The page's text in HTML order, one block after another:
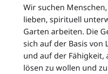
Wir suchen
lieben, spirituell
Garten arbeiten. Die
sich auf der Basis von
und auf der
lösen zu wollen und